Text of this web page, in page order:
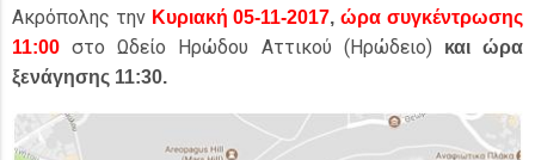
Ακρόπολης την Κυριακή 05-11-2017,ώρα συγκέντρωσης
11:00 στο Ωδείο Ηρώδου Αττικού (Ηρώδειο)
και ώρα
ξενάγησης 11:30.